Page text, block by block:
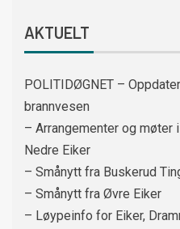
AKTUELT
POLITIDØGNET –
brannvesen
– Arrangementer og
Nedre Eiker
– Smånytt fra Buskerud
– Smånytt fra Øvre Eiker
– Løypeinfo for Eiker,